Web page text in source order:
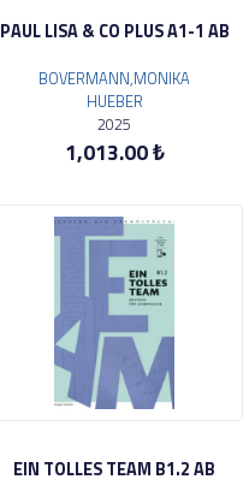
PAUL LISA & CO PLUS A1-1 AB
BOVERMANN,MONIKA
HUEBER
2025
1,013.00 ₺
EIN TOLLES TEAM B1.2 AB